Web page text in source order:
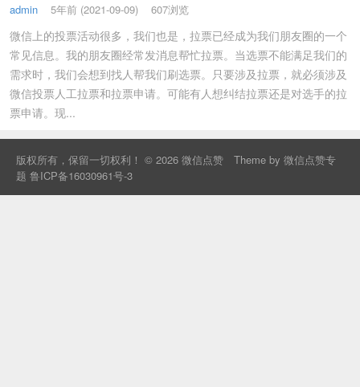
admin 5年前 (2021-09-09) 607浏览
微信上的投票活动很多，我们也是，拉票已经成为我们朋友圈的一个
常见信息。我的朋友圈经常发消息帮忙拉票。当选票不能满足我们的
需求时，我们会想到找人帮我们刷选票。只要涉及拉票，就必须涉及
微信投票人工拉票和拉票申请。可能有人想纠结拉票还是对选手的拉
票申请。现...
版权所有，保留一切权利！ © 2026 微信点赞 Theme by 微信点赞专
题 鲁ICP备16030961号-3